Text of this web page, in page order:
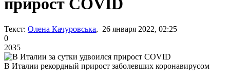
прирост COVID
Текст: Олена Качуровська, 26 января 2022, 02:25
0
2035
В Италии рекордный прирост заболевших коронавирусом